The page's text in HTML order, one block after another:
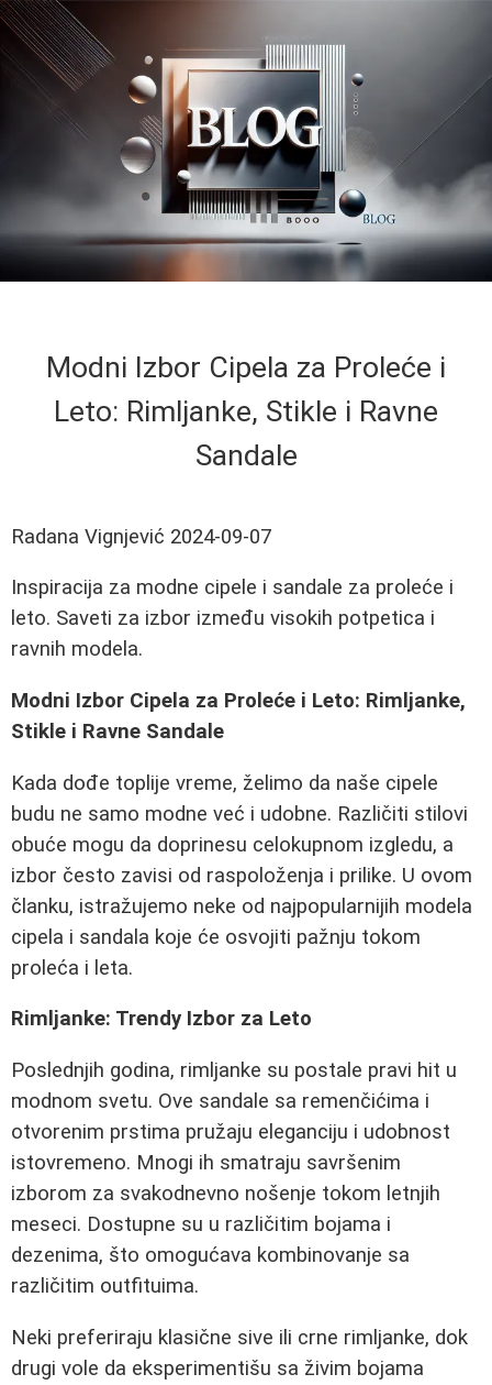
Modni Izbor Cipela za Proleće i
Leto: Rimljanke, Stikle i Ravne
Sandale
Radana Vignjević 2024-09-07
Inspiracija za modne cipele i sandale za proleće i
leto. Saveti za izbor između visokih potpetica i
ravnih modela.
Modni Izbor Cipela za Proleće i Leto: Rimljanke,
Stikle i Ravne Sandale
Kada dođe toplije vreme, želimo da naše cipele
budu ne samo modne već i udobne. Različiti stilovi
obuće mogu da doprinesu celokupnom izgledu, a
izbor često zavisi od raspoloženja i prilike. U ovom
članku, istražujemo neke od najpopularnijih modela
cipela i sandala koje će osvojiti pažnju tokom
proleća i leta.
Rimljanke: Trendy Izbor za Leto
Poslednjih godina, rimljanke su postale pravi hit u
modnom svetu. Ove sandale sa remenčićima i
otvorenim prstima pružaju eleganciju i udobnost
istovremeno. Mnogi ih smatraju savršenim
izborom za svakodnevno nošenje tokom letnjih
meseci. Dostupne su u različitim bojama i
dezenima, što omogućava kombinovanje sa
različitim outfituima.
Neki preferiraju klasične sive ili crne rimljanke, dok
drugi vole da eksperimentišu sa živim bojama